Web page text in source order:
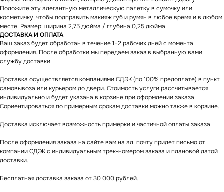
Положите эту элегантную металлическую палетку в сумочку или
косметичку, чтобы подправить макияж губ и румян в любое время и в любом
месте. Размер: ширина 2,75 дюйма / глубина 0,25 дюйма.
ДОСТАВКА И ОПЛАТА
Ваш заказ будет обработан в течение 1−2 рабочих дней с момента
оформления. После обработки мы передаем заказ в выбранную вами
службу доставки.
Доставка осуществляется компаниями СДЭК (по 100% предоплате) в пункт
самовывоза или курьером до двери. Стоимость услуги рассчитывается
индивидуально и будет указана в корзине при оформлении заказа.
Сориентироваться по примерным срокам доставки можно также в корзине.
Доставка исключает возможность примерки и частичной оплаты заказа.
После оформления заказа на сайте вам на эл. почту придет письмо от
компании СДЭК с индивидуальным трек-номером заказа и плановой датой
доставки.
Бесплатная доставка заказа от 30 000 рублей.